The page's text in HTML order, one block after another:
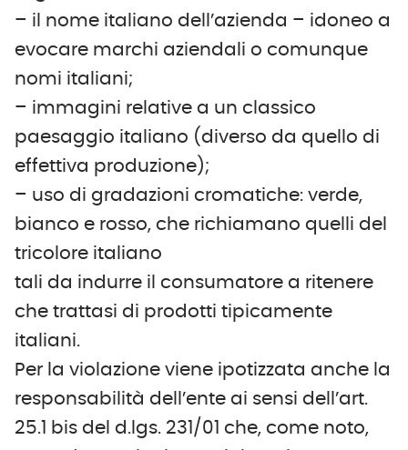
– il nome italiano dell’azienda – idoneo a
evocare marchi aziendali o comunque
nomi italiani;
– immagini relative a un classico
paesaggio italiano (diverso da quello di
effettiva produzione);
– uso di gradazioni cromatiche: verde,
bianco e rosso, che richiamano quelli del
tricolore italiano
tali da indurre il consumatore a ritenere
che trattasi di prodotti tipicamente
italiani.
Per la violazione viene ipotizzata anche la
responsabilità dell’ente ai sensi dell’art.
25.1 bis del d.lgs. 231/01 che, come noto,